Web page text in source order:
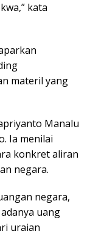
kata
materil yang
Manalu
Ia menilai
konkret aliran
negara.
negara,
uang
uraian